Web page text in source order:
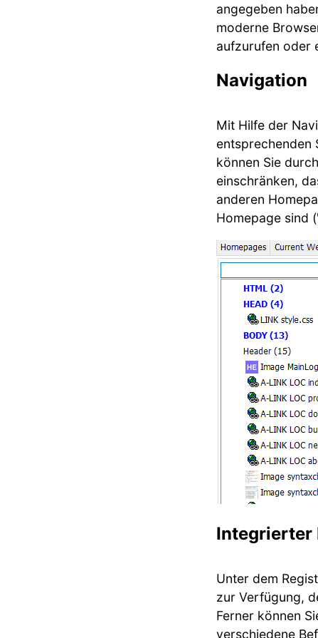
angegeben
moderne
aufzurufen oder
Navigation
Mit Hilfe der
entsprechenden
können Sie
einschränken,
anderen
Homepage sind
Integrierter
Unter dem
zur Verfügung,
Ferner können
verschiedene